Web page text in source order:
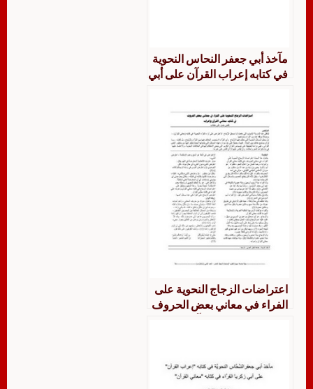
مآخذ أبي جعفر النحاس النحوية
في كتابه إعراب القرآن على أبي
اعتراضات الزجاج النحوية على
الفراء في معاني بعض الحروف